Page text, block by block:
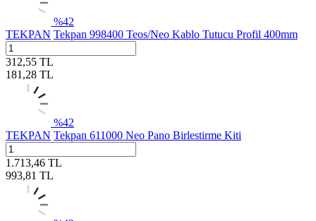
%42
TEKPAN Tekpan 998400 Teos/Neo Kablo Tutucu Profil 400mm
312,55 TL
181,28 TL
%42
TEKPAN Tekpan 611000 Neo Pano Birlestirme Kiti
1.713,46 TL
993,81 TL